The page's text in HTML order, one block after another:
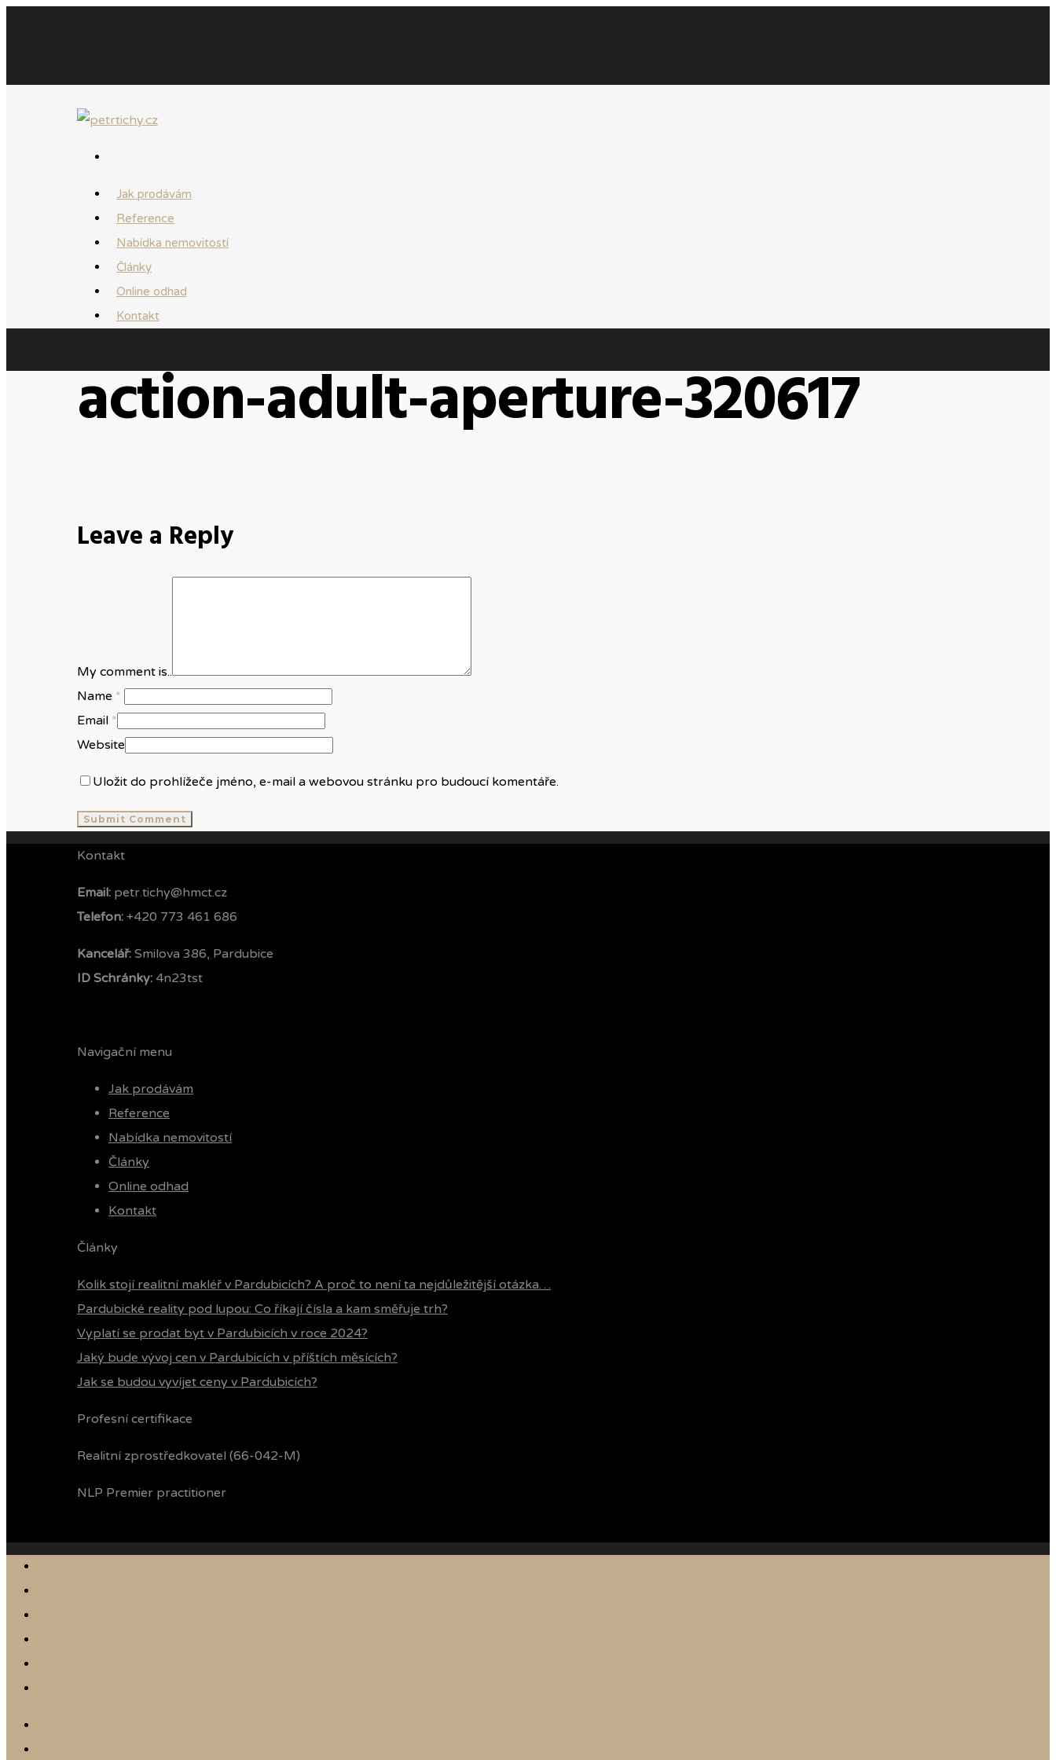
Jak prodávám
Reference
Nabídka nemovitostí
Články
Online odhad
Kontakt
action-adult-aperture-320617
Leave a Reply
My comment is..
Name *
Email *
Website
Uložit do prohlížeče jméno, e-mail a webovou stránku pro budoucí komentáře.
Kontakt
Email: petr.tichy@hmct.cz
Telefon: ‭ +420 773 461 686‬
Kancelář: Smilova 386, Pardubice
ID Schránky: 4n23tst
Navigační menu
Jak prodávám
Reference
Nabídka nemovitostí
Články
Online odhad
Kontakt
Články
Kolik stojí realitní makléř v Pardubicích? A proč to není ta nejdůležitější otázka…
Pardubické reality pod lupou: Co říkají čísla a kam směřuje trh?
Vyplatí se prodat byt v Pardubicích v roce 2024?
Jaký bude vývoj cen v Pardubicích v příštích měsících?
Jak se budou vyvíjet ceny v Pardubicích?
Profesní certifikace
Realitní zprostředkovatel (66-042-M)
NLP Premier practitioner